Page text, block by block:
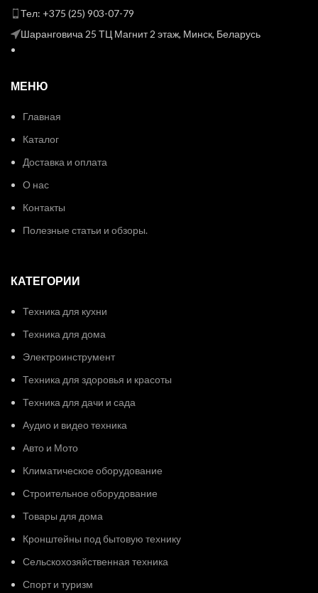
Тел: +375 (25) 903-07-79
Шаранговича 25 ТЦ Магнит 2 этаж, Минск, Беларусь
МЕНЮ
Главная
Каталог
Доставка и оплата
О нас
Контакты
Полезные статьи и обзоры.
КАТЕГОРИИ
Техника для кухни
Техника для дома
Электроинструмент
Техника для здоровья и красоты
Техника для дачи и сада
Аудио и видео техника
Авто и Мото
Климатическое оборудование
Строительное оборудование
Товары для дома
Кронштейны под бытовую технику
Сельскохозяйственная техника
Спорт и туризм